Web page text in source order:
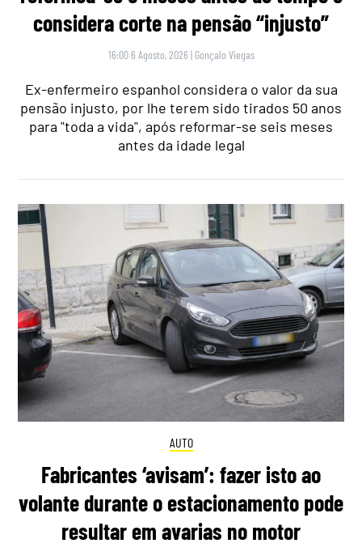
considera corte na pensão “injusto”
16:00 6 Agosto, 2026 | Gonçalo Viegas
Ex-enfermeiro espanhol considera o valor da sua
pensão injusto, por lhe terem sido tirados 50 anos
para "toda a vida", após reformar-se seis meses
antes da idade legal
AUTO
Fabricantes ‘avisam’: fazer isto ao
volante durante o estacionamento pode
resultar em avarias no motor